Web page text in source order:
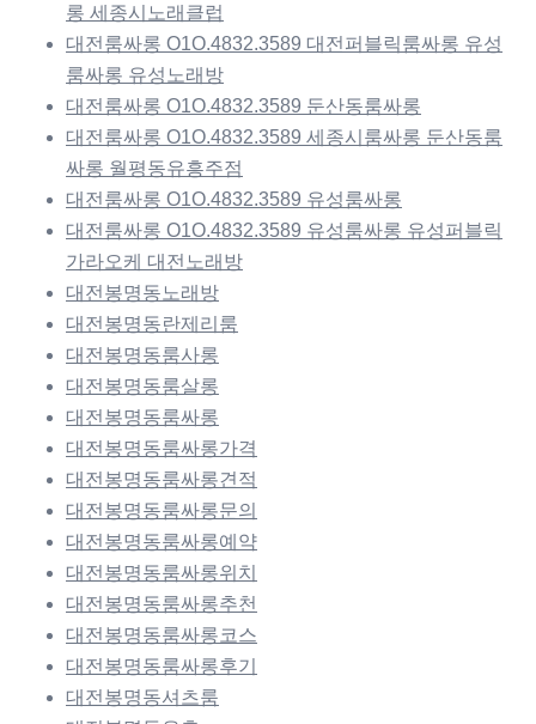
롱 세종시노래클럽
대전룸싸롱 O1O.4832.3589 대전퍼블릭룸싸롱 유성
룸싸롱 유성노래방
대전룸싸롱 O1O.4832.3589 둔산동룸싸롱
대전룸싸롱 O1O.4832.3589 세종시룸싸롱 둔산동룸
싸롱 월평동유흥주점
대전룸싸롱 O1O.4832.3589 유성룸싸롱
대전룸싸롱 O1O.4832.3589 유성룸싸롱 유성퍼블릭
가라오케 대전노래방
대전봉명동노래방
대전봉명동란제리룸
대전봉명동룸사롱
대전봉명동룸살롱
대전봉명동룸싸롱
대전봉명동룸싸롱가격
대전봉명동룸싸롱견적
대전봉명동룸싸롱문의
대전봉명동룸싸롱예약
대전봉명동룸싸롱위치
대전봉명동룸싸롱추천
대전봉명동룸싸롱코스
대전봉명동룸싸롱후기
대전봉명동셔츠룸